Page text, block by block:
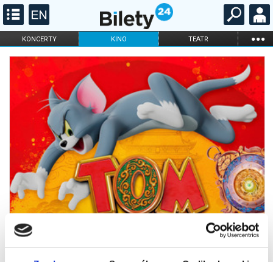
KONCERTY KINO TEATR ...
FILHARMONIA OPERA I BALET
STAND-UP
DLA DZIECI
KARNETY